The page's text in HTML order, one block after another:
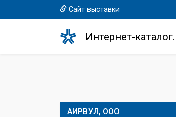
Сайт выставки
Интернет-
АИРВУЛ, ООО